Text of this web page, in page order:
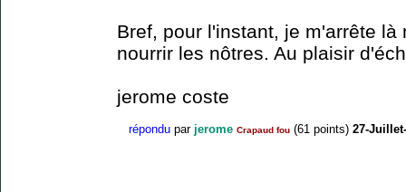
Bref, pour l'instant, je m'arrête
nourrir les nôtres. Au plaisir
jerome coste
répondu par jerome Crapaud fou (61 points) 27-